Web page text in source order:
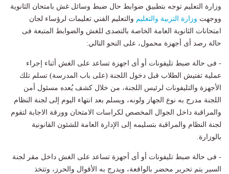
وزارة التعليم توجه بتطبيق ضوابط حال ضبط وسائل غش بامتحان الثانوية
ووجهت وزارة التربية والتعليم والتعليم الفني تعليمات لرؤساء لجان
امتحانات الثانوية العامة الخاصة بالتصدى للغش والضوابط المتبعة فى
حالة رصد أى أجهزة محمول، على النحو التالي:
- فى حالة ضبط تليفونات أو أى اجهزة تساعد على الغش أثناء إجراء
عملية تفتيش الطلاب قبل دخول اللجنة (على باب المدرسة) تسلم تلك
الأجهزة والتليفونات لرئيس اللجنة، من خلال كشف يُعده مسئول أمن
اللجنة مدرج به نوع الجهاز ولونه، ويسلم بعد انتهاء اليوم إلى لجنة النظام
والمراقبة داخل الجوال المخصص لكراسات الامتحان وورقة الاجابة لتقوم
لجنة النظام والمراقبة بتسليمه إلى الإدارة العامة للشئون القانونية
بالوزارة.
- فى حالة ضبط تليفونات أو أى أجهزة تساعد على الغش داخل مقر لجنة
السير يتم تحرير محضر بالواقعة، ويدرج به الأقوال والحرز، وتتخذ